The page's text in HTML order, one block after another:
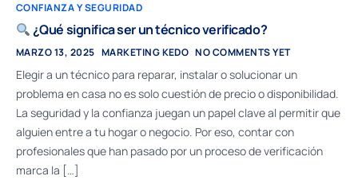
CONFIANZA Y SEGURIDAD
¿Qué significa ser un técnico verificado?
MARZO 13, 2025 MARKETING KEDO NO COMMENTS YET
Elegir a un técnico para reparar, instalar o solucionar un
problema en casa no es solo cuestión de precio o disponibilidad.
La seguridad y la confianza juegan un papel clave al permitir que
alguien entre a tu hogar o negocio. Por eso, contar con
profesionales que han pasado por un proceso de verificación
marca la […]